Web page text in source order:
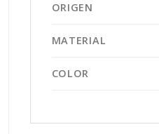
ORIGEN
MATERIAL
COLOR